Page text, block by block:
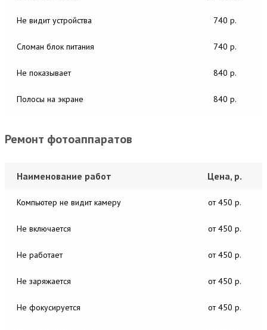
Не видит устройства 740 р.
Сломан блок питания 740 р.
Не показывает 840 р.
Полосы на экране 840 р.
Ремонт фотоаппаратов
Наименование работ Цена, р.
Компьютер не видит камеру от 450 р.
Не включается от 450 р.
Не работает от 450 р.
Не заряжается от 450 р.
Не фокусируется от 450 р.